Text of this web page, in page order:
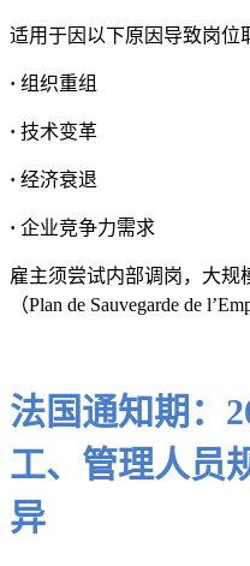
适用于因以下原因导致岗位
· 组织重组
· 技术变革
· 经济衰退
· 企业竞争力需求
雇主须尝试内部调岗，大规
（Plan de Sauvegarde de
法国通知期：
工、管理人员
异